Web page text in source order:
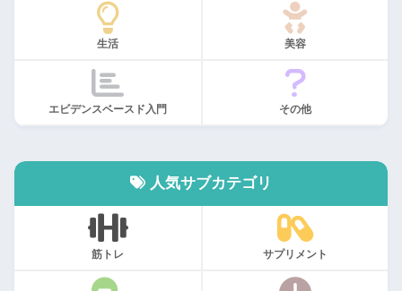
生活 美容
エビデンスベースド入門 その他
人気サブカテゴリ
筋トレ サプリメント